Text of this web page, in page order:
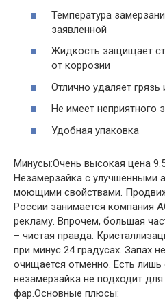
Температура
заявленной
Жидкость защищает
от коррозии
Отлично удаляет грязь
Не имеет неприятного
Удобная упаковка
Минусы:Очень высокая цена
Незамерзайка с улучшенными
моющими свойствами.
России занимается компания
рекламу. Впрочем, большая
– чистая правда.
при минус 24 градусах. Запах
очищается отменно. Есть
незамерзайка не подходит
фар.Основные плюсы: